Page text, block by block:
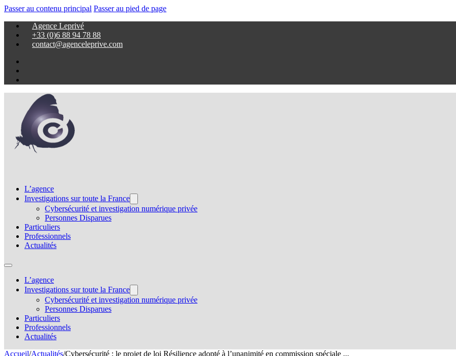
Passer au contenu principal Passer au pied de page
Agence Leprivé
+33 (0)6 88 94 78 88
contact@agenceleprive.com
L’agence
Investigations sur toute la France
Cybersécurité et investigation numérique privée
Personnes Disparues
Particuliers
Professionnels
Actualités
L’agence
Investigations sur toute la France
Cybersécurité et investigation numérique privée
Personnes Disparues
Particuliers
Professionnels
Actualités
Accueil/Actualités/Cybersécurité : le projet de loi Résilience adopté à l’unanimité en commission spéciale ...